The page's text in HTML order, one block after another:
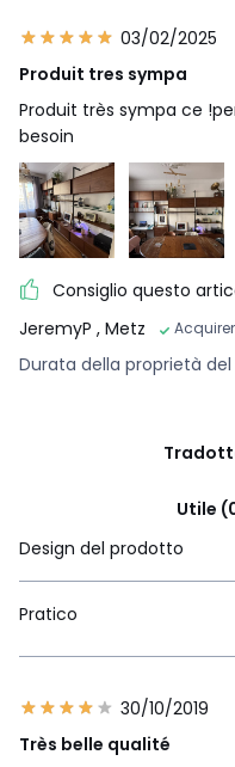
03/02/2025
Produit tres sympa
Produit très sympa ce
besoin
Consiglio questo
JeremyP , Metz
Durata della proprietà
Utile
Design del prodotto
Pratico
30/10/2019
Très belle qualité